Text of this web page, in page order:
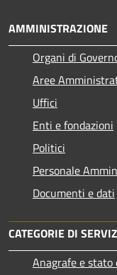
AMMINISTRAZIONE
Organi di
Aree
Uffici
Enti e fondazioni
Politici
Personale
Documenti e dati
CATEGORIE DI
Anagrafe e stato